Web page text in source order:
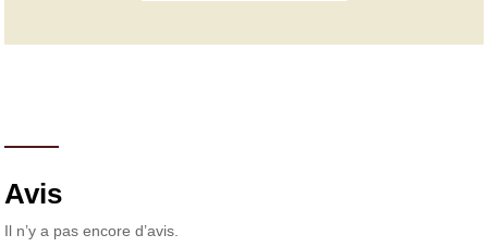
Avis
Il n’y a pas encore d’avis.